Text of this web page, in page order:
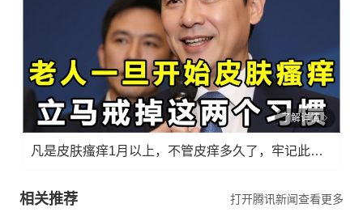
了解详情
凡是皮肤瘙痒1月以上，不管皮痒多久了，牢记此法，快！准！狠！
相关推荐 打开腾讯新闻查看更多